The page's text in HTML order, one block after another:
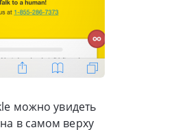
можно увидеть
в самом верху